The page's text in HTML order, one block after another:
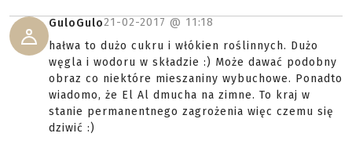
GuloGulo21-02-2017 @ 11:18
hałwa to dużo cukru i włókien roślinnych. Dużo
węgla i wodoru w składzie :) Może dawać podobny
obraz co niektóre mieszaniny wybuchowe. Ponadto
wiadomo, że El Al dmucha na zimne. To kraj w
stanie permanentnego zagrożenia więc czemu się
dziwić :)